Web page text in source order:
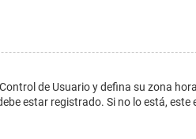
de Usuario y defina su zona
estar registrado. Si no lo está,